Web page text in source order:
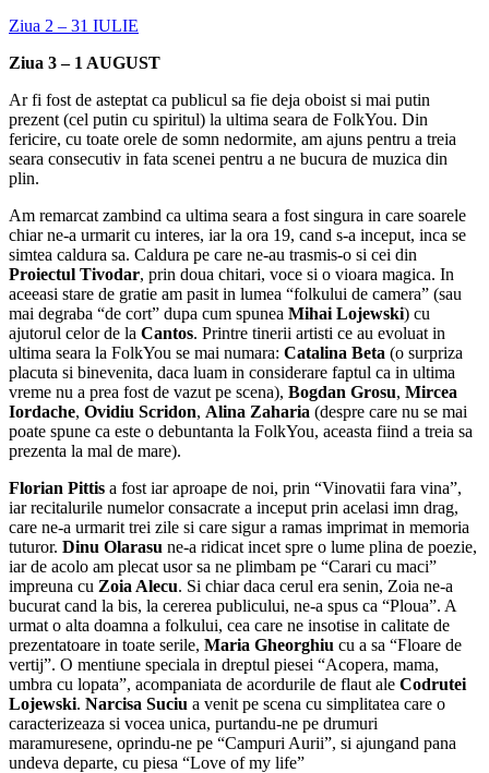
Ziua 2 – 31 IULIE
Ziua 3 – 1 AUGUST
Ar fi fost de asteptat ca publicul sa fie deja oboist si mai putin
prezent (cel putin cu spiritul) la ultima seara de FolkYou. Din
fericire, cu toate orele de somn nedormite, am ajuns pentru a treia
seara consecutiv in fata scenei pentru a ne bucura de muzica din
plin.
Am remarcat zambind ca ultima seara a fost singura in care soarele
chiar ne-a urmarit cu interes, iar la ora 19, cand s-a inceput, inca se
simtea caldura sa. Caldura pe care ne-au trasmis-o si cei din
Proiectul Tivodar, prin doua chitari, voce si o vioara magica. In
aceeasi stare de gratie am pasit in lumea “folkului de camera” (sau
mai degraba “de cort” dupa cum spunea Mihai Lojewski) cu
ajutorul celor de la Cantos. Printre tinerii artisti ce au evoluat in
ultima seara la FolkYou se mai numara: Catalina Beta (o surpriza
placuta si binevenita, daca luam in considerare faptul ca in ultima
vreme nu a prea fost de vazut pe scena), Bogdan Grosu, Mircea
Iordache, Ovidiu Scridon, Alina Zaharia (despre care nu se mai
poate spune ca este o debuntanta la FolkYou, aceasta fiind a treia sa
prezenta la mal de mare).
Florian Pittis a fost iar aproape de noi, prin “Vinovatii fara vina”,
iar recitalurile numelor consacrate a inceput prin acelasi imn drag,
care ne-a urmarit trei zile si care sigur a ramas imprimat in memoria
tuturor. Dinu Olarasu ne-a ridicat incet spre o lume plina de poezie,
iar de acolo am plecat usor sa ne plimbam pe “Carari cu maci”
impreuna cu Zoia Alecu. Si chiar daca cerul era senin, Zoia ne-a
bucurat cand la bis, la cererea publicului, ne-a spus ca “Ploua”. A
urmat o alta doamna a folkului, cea care ne insotise in calitate de
prezentatoare in toate serile, Maria Gheorghiu cu a sa “Floare de
vertij”. O mentiune speciala in dreptul piesei “Acopera, mama,
umbra cu lopata”, acompaniata de acordurile de flaut ale Codrutei
Lojewski. Narcisa Suciu a venit pe scena cu simplitatea care o
caracterizeaza si vocea unica, purtandu-ne pe drumuri
maramuresene, oprindu-ne pe “Campuri Aurii”, si ajungand pana
undeva departe, cu piesa “Love of my life”